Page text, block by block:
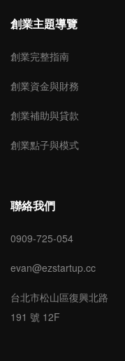
創業主題導覽
創業完整指南
創業資金與財務
創業補助與貸款
創業點子與模式
聯絡我們
0909-725-054
evan@ezstartup.cc
台北市松山區復興北路
191 號 12F